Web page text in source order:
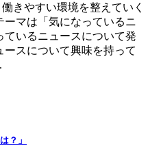
きやすい環境を整えていく
ーマは「気になっているニ
ているニュースについて発
スについて興味を持って
？」